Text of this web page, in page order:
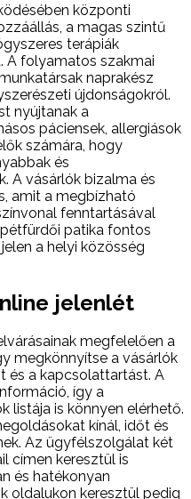
központi
a magas szintű
terápiák
A folyamatos szakmai
naprakész
újdonságokról.
nyújtanak a
páciensek, allergiások
számára, hogy
és
A vásárlók bizalma és
amit a megbízható
fenntartásával
patika fontos
a helyi közösség
jelenlét
megfelelően a
megkönnyítse a vásárlók
és a kapcsolattartást. A
így a
listája is könnyen elérhető.
kínál, időt és
Az ügyfélszolgálat két
címen keresztül is
és hatékonyan
oldalukon keresztül pedig